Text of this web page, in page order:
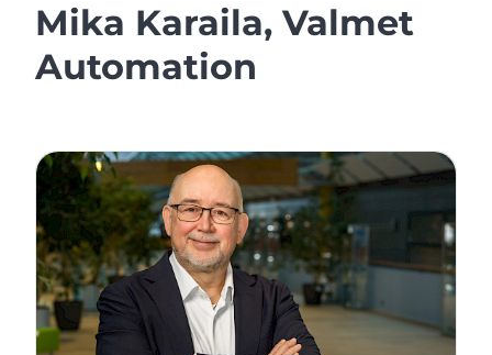
Mika Karaila, Valmet
Automation